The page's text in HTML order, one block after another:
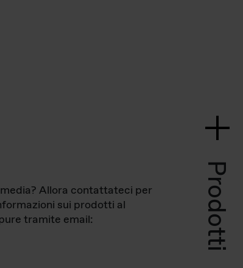
Prodotti
Allora contattateci per
sui prodotti al
tramite email: